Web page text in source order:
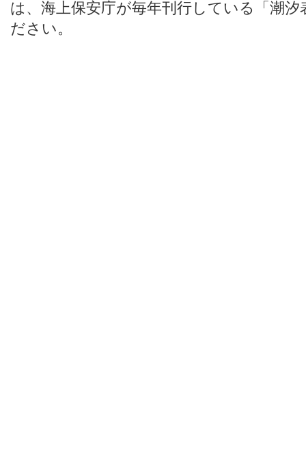
は、海上保安庁が毎年刊行している「潮
ださい。